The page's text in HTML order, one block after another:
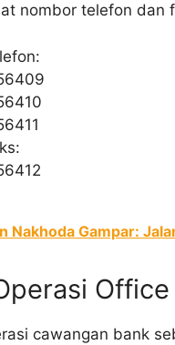
nombor telefon dan
Nakhoda Gampar:
Office
cawangan bank